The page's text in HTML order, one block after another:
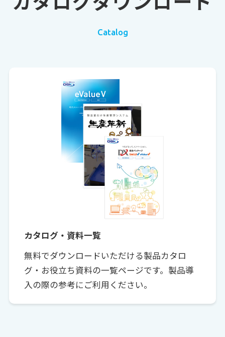
Catalog
カタログ・資料一覧
無料でダウンロードいただける製品カタロ
グ・お役立ち資料の一覧ページです。製品導
入の際の参考にご利用ください。